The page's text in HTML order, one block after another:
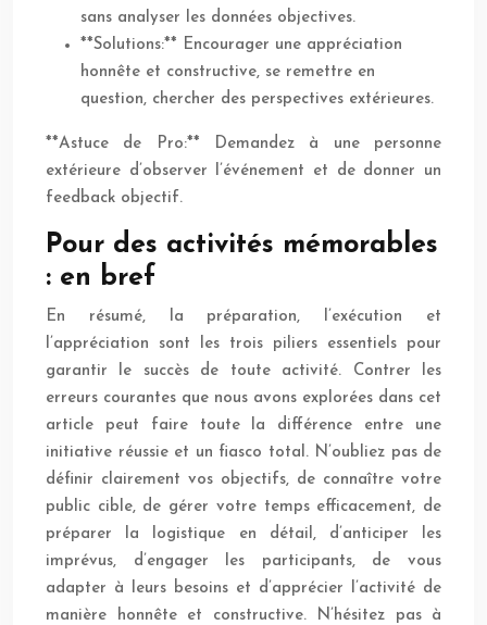
sans analyser les données objectives.
**Solutions:** Encourager une appréciation
honnête et constructive, se remettre en
question, chercher des perspectives extérieures.
**Astuce de Pro:** Demandez à une personne
extérieure d’observer l’événement et de donner un
feedback objectif.
Pour des activités mémorables
: en bref
En résumé, la préparation, l’exécution et
l’appréciation sont les trois piliers essentiels pour
garantir le succès de toute activité. Contrer les
erreurs courantes que nous avons explorées dans cet
article peut faire toute la différence entre une
initiative réussie et un fiasco total. N’oubliez pas de
définir clairement vos objectifs, de connaître votre
public cible, de gérer votre temps efficacement, de
préparer la logistique en détail, d’anticiper les
imprévus, d’engager les participants, de vous
adapter à leurs besoins et d’apprécier l’activité de
manière honnête et constructive. N’hésitez pas à